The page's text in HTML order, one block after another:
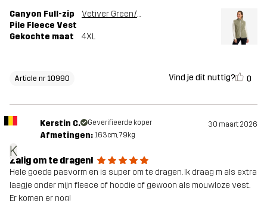
Canyon Full-zip
Pile Fleece Vest
Vetiver Green/Oatmeal
Gekochte maat 4XL
Article nr 10990 Vind je dit nuttig? 0
K
Kerstin C. Geverifieerde koper 30 maart 2026
Afmetingen: 163cm, 79kg
Zalig om te dragen!
Hele goede pasvorm en is super om te dragen. Ik draag m als extra
laagje onder mijn fleece of hoodie of gewoon als mouwloze vest.
Er komen er nog!